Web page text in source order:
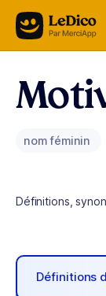
Aller au contenu
nom féminin
Définitions,
Définitions